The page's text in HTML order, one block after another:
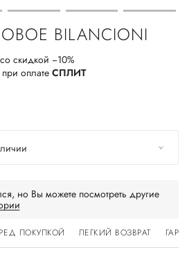
BILANCIONI
скидкой −10%
оплате СПЛИТ
но Вы можете посмотреть другие
ПОКУПКОЙ ЛЕГКИЙ ВОЗВРАТ